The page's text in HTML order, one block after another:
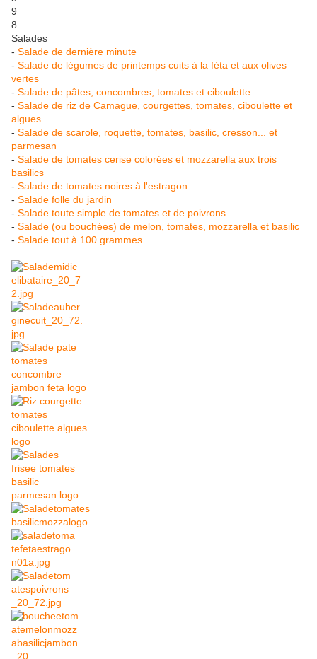
Salades
- Salade de dernière minute
- Salade de légumes de printemps cuits à la féta et aux olives
vertes
- Salade de pâtes, concombres, tomates et ciboulette
- Salade de riz de Camague, courgettes, tomates, ciboulette et
algues
- Salade de scarole, roquette, tomates, basilic, cresson... et
parmesan
- Salade de tomates cerise colorées et mozzarella aux trois
basilics
- Salade de tomates noires à l'estragon
- Salade folle du jardin
- Salade toute simple de tomates et de poivrons
- Salade (ou bouchées) de melon, tomates, mozzarella et basilic
- Salade tout à 100 grammes